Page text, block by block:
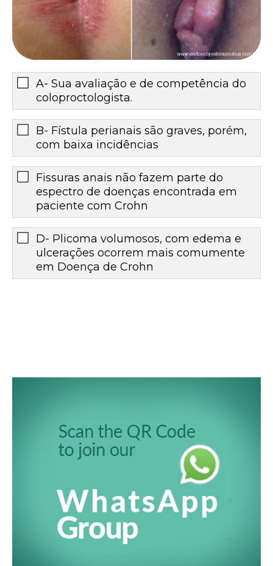
A- Sua avaliação e de competência do
coloproctologista.
B- Fístula perianais são graves, porém,
com baixa incidências
Fissuras anais não fazem parte do
espectro de doenças encontrada em
paciente com Crohn
D- Plicoma volumosos, com edema e
ulcerações ocorrem mais comumente
em Doença de Crohn